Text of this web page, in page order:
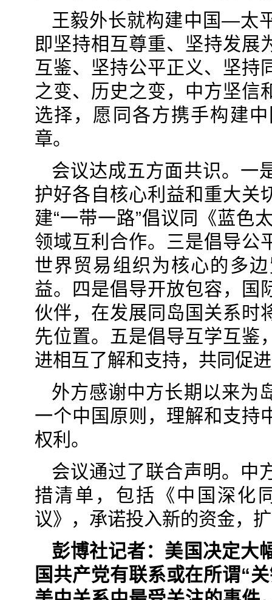
王毅外长就构建中国—太
即坚持相互尊重、坚持发展
互鉴、坚持公平正义、坚持
之变、历史之变，中方坚信
选择，愿同各方携手构建
章。
会议达成五方面共识。一
护好各自核心利益和重大关
建“一带一路”倡议同《蓝色
领域互利合作。三是倡导公
世界贸易组织为核心的多
益。四是倡导开放包容，国
伙伴，在发展同岛国关系时
先位置。五是倡导互学互鉴
进相互了解和支持，共同促
外方感谢中方长期以来为
一个中国原则，理解和支持
权利。
会议通过了联合声明。中
措清单，包括《中国深化
议》，承诺投入新的资金，
彭博社记者：美国决定大
国共产党有联系或在所谓“